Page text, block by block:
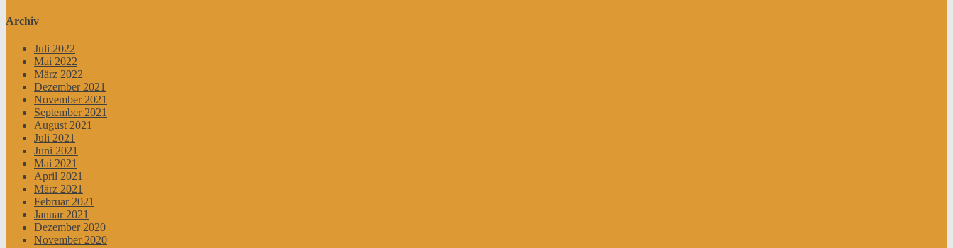
Archiv
Juli 2022
Mai 2022
März 2022
Dezember 2021
November 2021
September 2021
August 2021
Juli 2021
Juni 2021
Mai 2021
April 2021
März 2021
Februar 2021
Januar 2021
Dezember 2020
November 2020